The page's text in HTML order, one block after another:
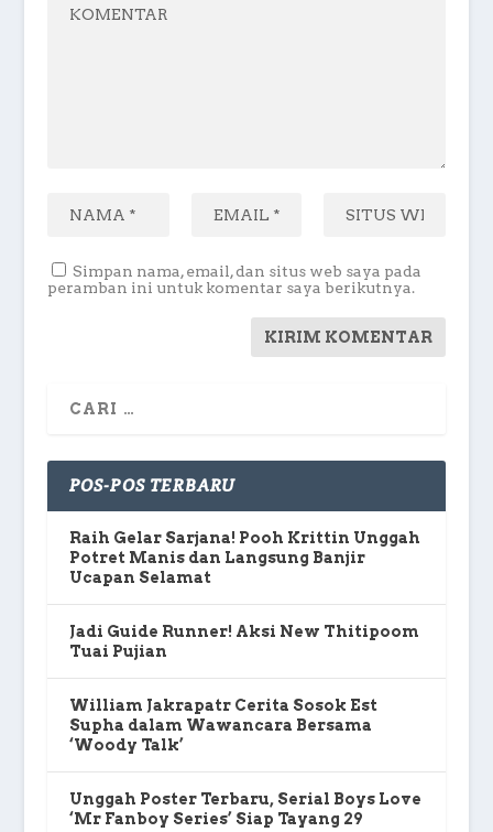
Simpan nama, email, dan situs web saya pada
peramban ini untuk komentar saya berikutnya.
POS-POS TERBARU
Raih Gelar Sarjana! Pooh Krittin Unggah
Potret Manis dan Langsung Banjir
Ucapan Selamat
Jadi Guide Runner! Aksi New Thitipoom
Tuai Pujian
William Jakrapatr Cerita Sosok Est
Supha dalam Wawancara Bersama
‘Woody Talk’
Unggah Poster Terbaru, Serial Boys Love
‘Mr Fanboy Series’ Siap Tayang 29